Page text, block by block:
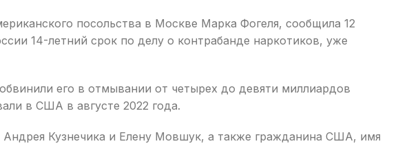
посольства в Москве Марка Фогеля, сообщила 12
14-летний срок по делу о контрабанде наркотиков, уже
его в отмывании от четырех до девяти миллиардов
в США в августе 2022 года.
Андрея Кузнечика и Елену Мовшук, а также гражданина США, имя